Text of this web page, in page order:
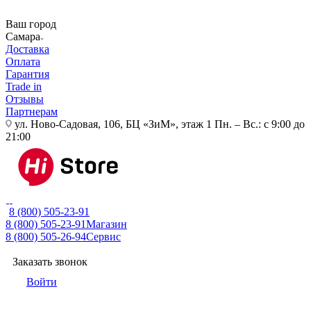
Ваш город
Самара
Доставка
Оплата
Гарантия
Trade in
Отзывы
Партнерам
ул. Ново-Садовая, 106, БЦ «ЗиМ», этаж 1 Пн. – Вс.: с 9:00 до
21:00
8 (800) 505-23-91
8 (800) 505-23-91Магазин
8 (800) 505-26-94Сервис
Заказать звонок
Войти